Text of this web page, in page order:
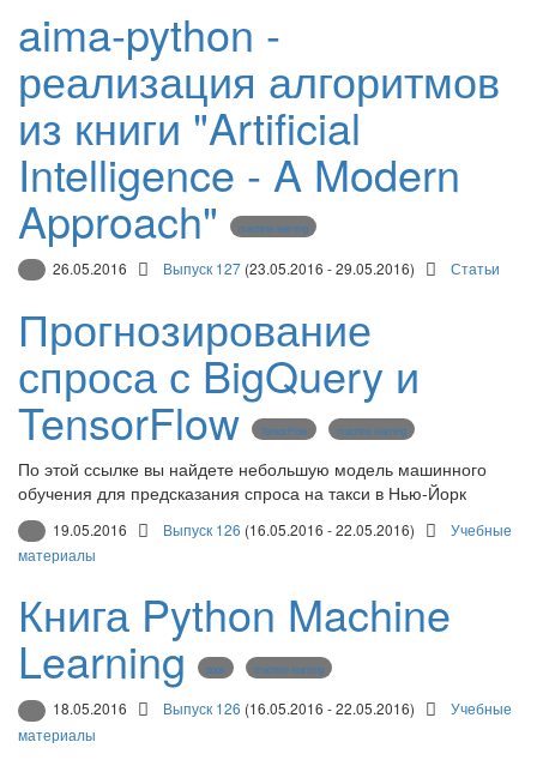
aima-python -
реализация алгоритмов
из книги "Artificial
Intelligence - A Modern
Approach" machine learning
26.05.2016 Выпуск 127 (23.05.2016 - 29.05.2016) Статьи
Прогнозирование
спроса с BigQuery и
TensorFlow TensorFlow machine learning
По этой ссылке вы найдете небольшую модель машинного
обучения для предсказания спроса на такси в Нью-Йорк
19.05.2016 Выпуск 126 (16.05.2016 - 22.05.2016)
Учебные
материалы
Книга Python Machine
Learning book machine learning
18.05.2016 Выпуск 126 (16.05.2016 - 22.05.2016)
Учебные
материалы